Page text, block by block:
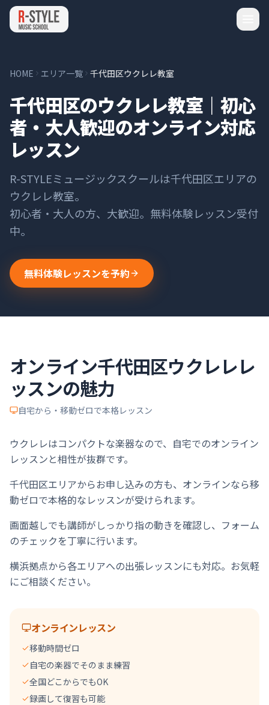
HOME エリア一覧 千代田区ウクレレ教室
千代田区のウクレレ教室｜初心
者・大人歓迎のオンライン対応
レッスン
R-STYLEミュージックスクールは千代田区エリアの
ウクレレ教室。
初心者・大人の方、大歓迎。無料体験レッスン受付
中。
無料体験レッスンを予約
オンライン千代田区ウクレレレ
ッスンの魅力
自宅から・移動ゼロで本格レッスン
ウクレレはコンパクトな楽器なので、自宅でのオンライン
レッスンと相性が抜群です。
千代田区エリアからお申し込みの方も、オンラインなら移
動ゼロで本格的なレッスンが受けられます。
画面越しでも講師がしっかり指の動きを確認し、フォーム
のチェックを丁寧に行います。
横浜拠点から各エリアへの出張レッスンにも対応。お気軽
にご相談ください。
オンラインレッスン
移動時間ゼロ
自宅の楽器でそのまま練習
全国どこからでもOK
録画して復習も可能